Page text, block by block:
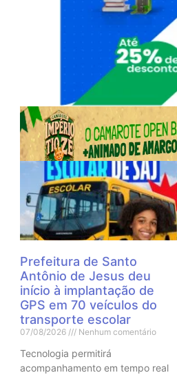
Mais Notícias
Prefeitura de Santo
Antônio de Jesus deu
início à implantação de
GPS em 70 veículos do
transporte escolar
07/08/2026 Nenhum comentário
Tecnologia permitirá
acompanhamento em tempo real